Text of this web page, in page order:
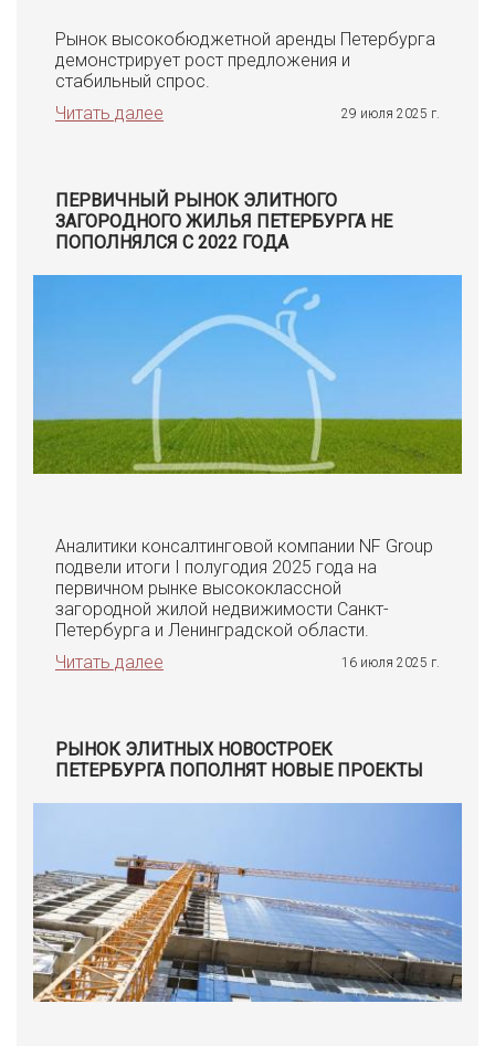
Рынок высокобюджетной аренды Петербурга
демонстрирует рост предложения и
стабильный спрос.
Читать далее
29 июля 2025 г.
ПЕРВИЧНЫЙ РЫНОК ЭЛИТНОГО
ЗАГОРОДНОГО ЖИЛЬЯ ПЕТЕРБУРГА НЕ
ПОПОЛНЯЛСЯ С 2022 ГОДА
Аналитики консалтинговой компании NF Group
подвели итоги I полугодия 2025 года на
первичном рынке высококлассной
загородной жилой недвижимости Санкт-
Петербурга и Ленинградской области.
Читать далее
16 июля 2025 г.
РЫНОК ЭЛИТНЫХ НОВОСТРОЕК
ПЕТЕРБУРГА ПОПОЛНЯТ НОВЫЕ ПРОЕКТЫ